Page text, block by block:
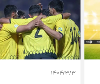
۱۴۰۴/۳/۳